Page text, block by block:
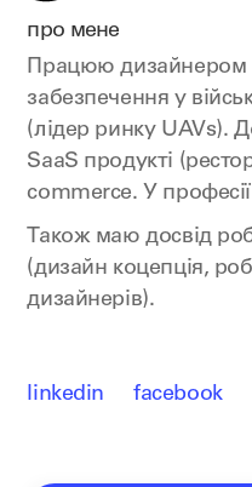
про мене
Працюю дизайнером
забезпечення у
(лідер ринку UAVs).
SaaS продукті
commerce. У
Також маю досвід
(дизайн коцепція,
дизайнерів).
linkedin facebook